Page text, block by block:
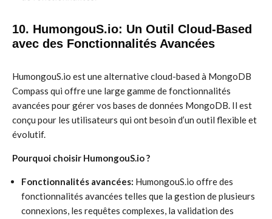
10. HumongouS.io: Un Outil Cloud-Based
avec des Fonctionnalités Avancées
HumongouS.io est une alternative cloud-based à MongoDB
Compass qui offre une large gamme de fonctionnalités
avancées pour gérer vos bases de données MongoDB. Il est
conçu pour les utilisateurs qui ont besoin d’un outil flexible et
évolutif.
Pourquoi choisir HumongouS.io ?
Fonctionnalités avancées: HumongouS.io offre des
fonctionnalités avancées telles que la gestion de plusieurs
connexions, les requêtes complexes, la validation des